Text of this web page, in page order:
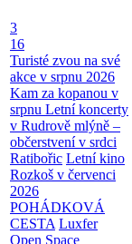
3
16
Turisté zvou na své
akce v srpnu 2026
Kam za kopanou v
srpnu Letní koncerty
v Rudrově mlýně –
občerstvení v srdci
Ratibořic Letní kino
Rozkoš v červenci
2026
POHÁDKOVÁ
CESTA Luxfer
Open Space